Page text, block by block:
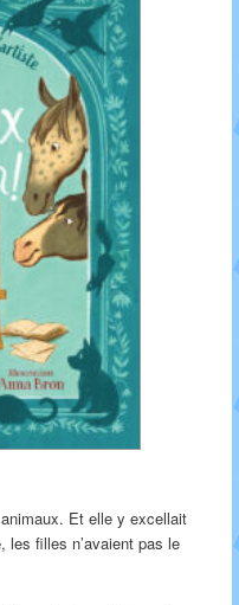
Et elle y excellait
les filles n’avaient pas le